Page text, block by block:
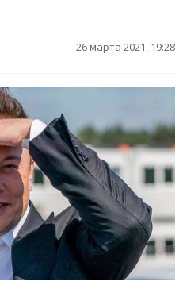
26 марта 2021, 19:28